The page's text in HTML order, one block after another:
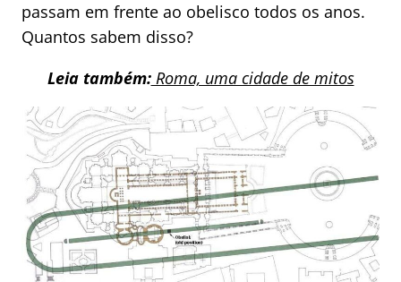
passam em frente ao obelisco todos os anos.
Quantos sabem disso?
Leia também:Roma, uma cidade de mitos